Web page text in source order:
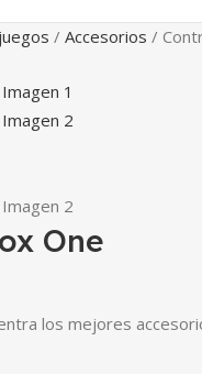
Accesorios
One
los mejores